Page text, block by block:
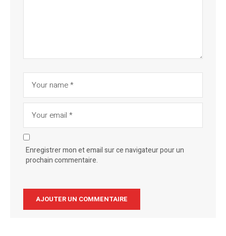
Enregistrer mon et email sur ce navigateur pour un
prochain commentaire.